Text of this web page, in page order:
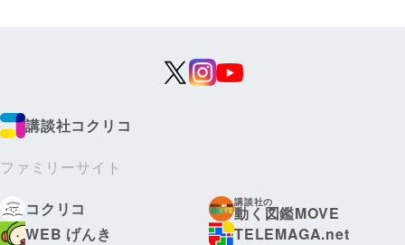
講談社コクリコ
ファミリーサイト
コクリコ
講談社の
動く図鑑MOVE
WEB げんき
TELEMAGA.net